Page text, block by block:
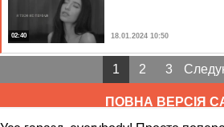
02:40 18.01.2024 10:50
1 2 3
ПОВНА ВЕРСІЯ